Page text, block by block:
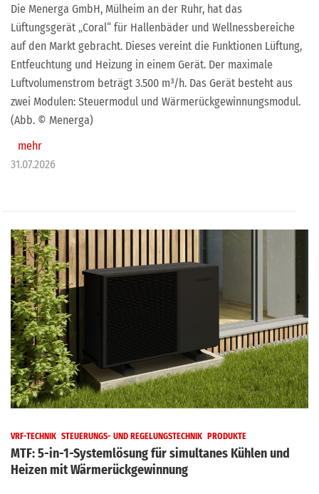
Die Menerga GmbH, Mülheim an der Ruhr, hat das
Lüftungsgerät „Coral“ für Hallenbäder und Wellnessbereiche
auf den Markt gebracht. Dieses vereint die Funktionen Lüftung,
Entfeuchtung und Heizung in einem Gerät. Der maximale
Luftvolumenstrom beträgt 3.500 m³/h. Das Gerät besteht aus
zwei Modulen: Steuermodul und Wärmerückgewinnungsmodul.
(Abb. © Menerga)
mehr
31.07.2026
VRF-TECHNIK STEUERUNGS- UND REGELUNGSTECHNIK PRODUKTE
MTF: 5-in-1-Systemlösung für simultanes Kühlen und
Heizen mit Wärmerückgewinnung